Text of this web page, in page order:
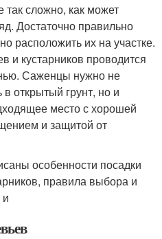
так сложно, как может
Достаточно правильно
расположить их на участке.
и кустарников проводится
Саженцы нужно не
открытый грунт, но и
место с хорошей
и защитой от
особенности посадки
правила выбора и